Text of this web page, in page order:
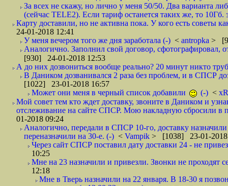
За всех не скажу, но лично у меня 50/50. Два варианта
(сейчас TELE2). Если тариф останется таких же, то
Карту доставили, но не активна пока. У кого есть советы
24-01-2018 12:41
У меня вечером того же дня заработала (-) < antropka >
Аналогично. Заполнил свой договор,
[930] 24-01-2018 12:53
А до них дозвониться вообще реально? 20 минут никто
В Даником дозванивался 2 раза без проблем, и в СПСР
[1022] 23-01-2018 16:57
Может они меня в черный список добавили
(-) <
Мой совет тем кто ждет доставку, звоните в Даником и
отслеживание на сайте СПСР. Мою накладную сбросили
01-2018 09:24
Аналогично, передали в СПСР 10-го, доставку
переназначили на 30-е. (-) < Vampik > [1038] 23-01-2018
Через сайт СПСР поставил дату доставки 24 - не
10:25
Мне на 23 назначили и привезли. Звонки не
12:18
Мне в Тверь назначили на 22 января. В 18-30 я